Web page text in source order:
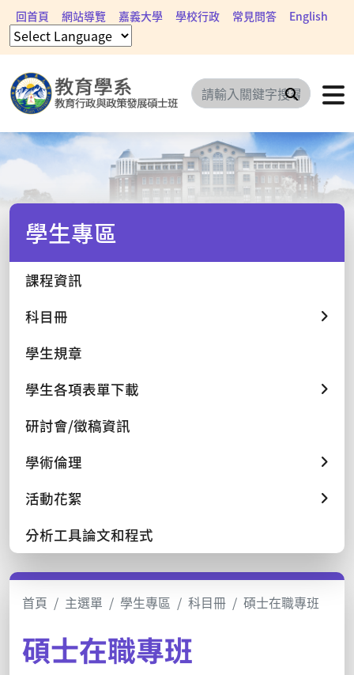
回首頁 網站導覽 嘉義大學 學校行政 常見問答 English
搜尋
學生專區
課程資訊
科目冊
學生規章
學生各項表單下載
研討會/徵稿資訊
學術倫理
活動花絮
分析工具論文和程式
首頁 主選單 學生專區 科目冊 碩士在職專班
碩士在職專班